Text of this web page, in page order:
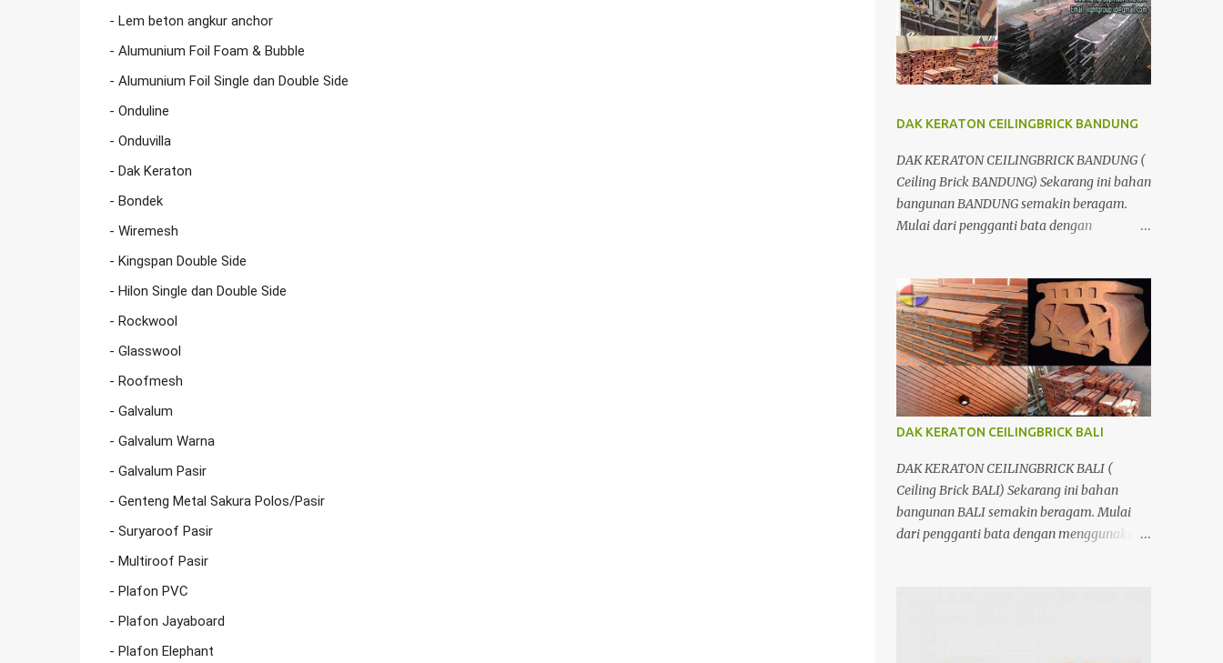
- Lem beton angkur anchor
- Alumunium Foil Foam & Bubble
- Alumunium Foil Single dan Double Side
- Onduline
- Onduvilla
- Dak Keraton
- Bondek
- Wiremesh
- Kingspan Double Side
- Hilon Single dan Double Side
- Rockwool
- Glasswool
- Roofmesh
- Galvalum
- Galvalum Warna
- Galvalum Pasir
- Genteng Metal Sakura Polos/Pasir
- Suryaroof Pasir
- Multiroof Pasir
- Plafon PVC
- Plafon Jayaboard
- Plafon Elephant
lagi menggunakan kayu sebagai kuda -
kuda melainkan menggunakan metal.
DAK KERATON CEILINGBRICK BANDUNG
DAK KERATON CEILINGBRICK BANDUNG (
Ceiling Brick BANDUNG) Sekarang ini bahan
bangunan BANDUNG semakin beragam.
Mulai dari pengganti bata dengan
ringan/panel serta untuk atap yang tidak
lagi menggunakan kayu sebagai kuda -
kuda melainkan menggunakan metal.
DAK KERATON CEILINGBRICK BALI
DAK KERATON CEILINGBRICK BALI (
Ceiling Brick BALI) Sekarang ini bahan
bangunan BALI semakin beragam. Mulai
dari pengganti bata dengan menggunakan